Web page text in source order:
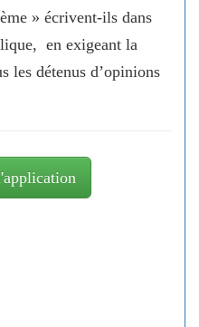
» écrivent-ils dans
en exigeant la
les détenus d’opinions